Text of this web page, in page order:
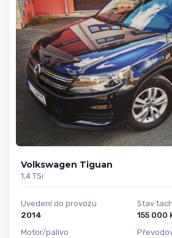
Volkswagen Tiguan
1,4 TSi
Uvedení do provozu
2014
Motor/palivo
Stav